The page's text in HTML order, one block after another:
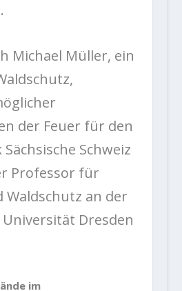
Michael Müller, ein
der Feuer für den
Schweiz
Professor für
Waldschutz an der
Dresden
im